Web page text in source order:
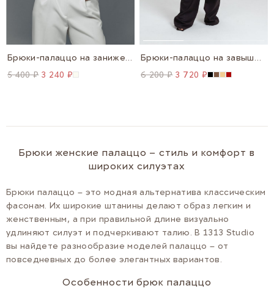
Брюки-палаццо на заниженной посадке расслабленного кроя
5 400 ₽ 3 240 ₽
Брюки-палаццо на завышенной посадке
6 200 ₽ 3 720 ₽
Брюки женские палаццо – стиль и комфорт в
широких силуэтах
Брюки палаццо – это модная альтернатива классическим
фасонам. Их широкие штанины делают образ легким и
женственным, а при правильной длине визуально
удлиняют силуэт и подчеркивают талию. В 1313 Studio
вы найдете разнообразие моделей палаццо – от
повседневных до более элегантных вариантов.
Особенности брюк палаццо